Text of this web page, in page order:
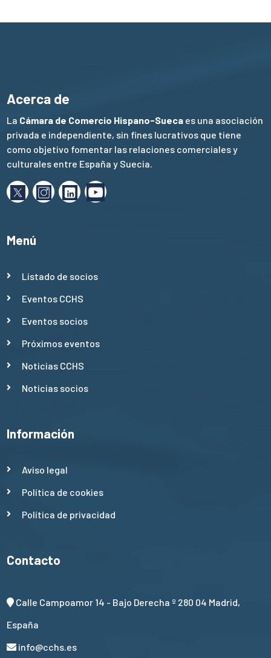
Acerca de
La Cámara de Comercio Hispano-Sueca es una asociación
privada e independiente, sin fines lucrativos que tiene
como objetivo fomentar las relaciones comerciales y
culturales entre España y Suecia.
Menú
Listado de socios
Eventos CCHS
Eventos socios
Próximos eventos
Noticias CCHS
Noticias socios
Información
Aviso legal
Política de cookies
Política de privacidad
Contacto
Calle Campoamor 14 - Bajo Derecha º 280 04 Madrid,
España
info@cchs.es